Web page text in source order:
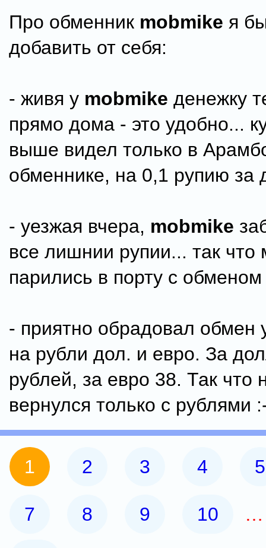
Про обменник mobmike я
добавить от себя:
- живя у mobmike денежку
прямо дома - это удобно...
выше видел только в
обменнике, на 0,1 рупию за
- уезжая вчера, mobmike
все лишнии рупии... так что
парились в порту с
- приятно обрадовал обмен
на рубли дол. и евро. За
рублей, за евро 38. Так что
вернулся только с рублями
1 2 3 4 5
7 8 9 10